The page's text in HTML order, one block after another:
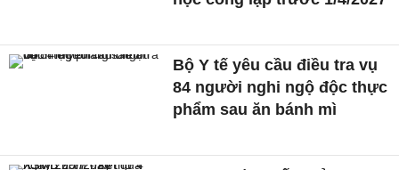
Bộ Y tế yêu cầu điều tra vụ
84 người nghi ngộ độc thực
phẩm sau ăn bánh mì